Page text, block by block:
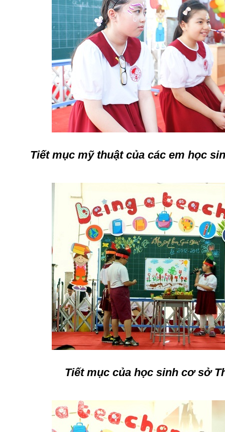
Tiết mục mỹ thuật của các em học
Tiết mục của học sinh cơ sở